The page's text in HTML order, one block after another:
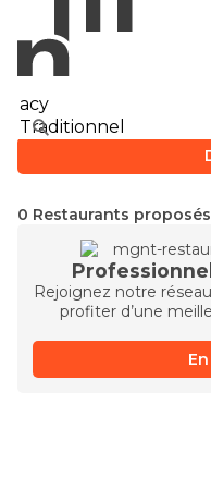
0 Restaurants proposés
Rejoignez notre
profiter d’une